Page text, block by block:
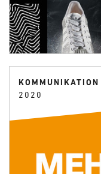
KOMMUNIKATION
2020